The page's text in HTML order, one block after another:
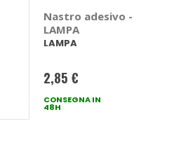
Nastro adesivo -
LAMPA
LAMPA
2,85 €
CONSEGNA IN
48H